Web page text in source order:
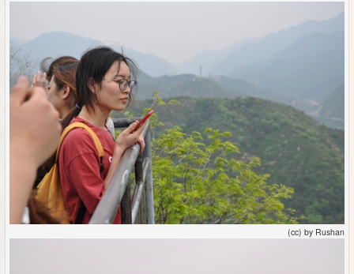
(cc) by Rushan